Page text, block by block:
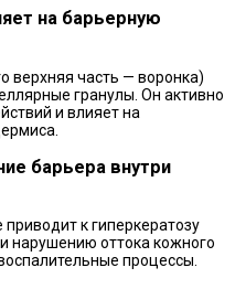
на барьерную
верхняя часть — воронка)
гранулы. Он активно
и влияет на
барьера внутри
к гиперкератозу
нарушению оттока кожного
процессы.